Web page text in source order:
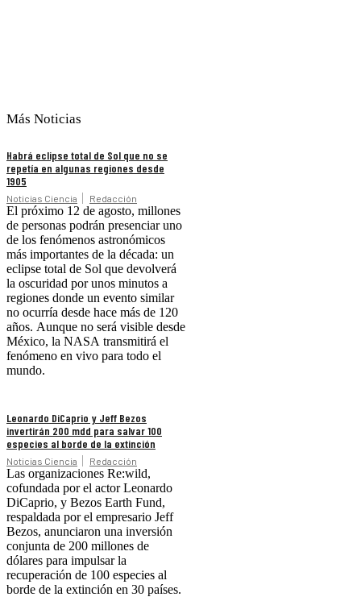
Más Noticias
Habrá eclipse total de Sol que no se
repetía en algunas regiones desde
1905
Noticias Ciencia Redacción
El próximo 12 de agosto, millones
de personas podrán presenciar uno
de los fenómenos astronómicos
más importantes de la década: un
eclipse total de Sol que devolverá
la oscuridad por unos minutos a
regiones donde un evento similar
no ocurría desde hace más de 120
años. Aunque no será visible desde
México, la NASA transmitirá el
fenómeno en vivo para todo el
mundo.
Leonardo DiCaprio y Jeff Bezos
invertirán 200 mdd para salvar 100
especies al borde de la extinción
Noticias Ciencia Redacción
Las organizaciones Re:wild,
cofundada por el actor Leonardo
DiCaprio, y Bezos Earth Fund,
respaldada por el empresario Jeff
Bezos, anunciaron una inversión
conjunta de 200 millones de
dólares para impulsar la
recuperación de 100 especies al
borde de la extinción en 30 países.